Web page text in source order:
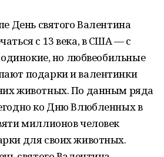
День святого Валентина
с 13 века, в США — с
одинокие, но любвеобильные
подарки и валентинки
животных. По данным ряда
ко Дню Влюбленных в
миллионов человек
для своих животных.